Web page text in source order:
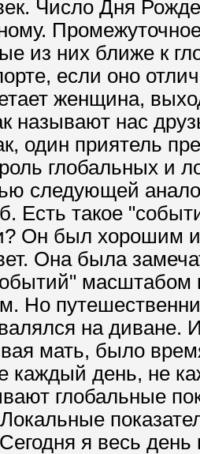
Число Дня
из них ближе к
если оно
женщина,
называют нас
один приятель
глобальных и
следующей
Есть такое
Он был хорошим
Она была
Но
на диване.
мать, было
каждый день, не
глобальные
Локальные
я весь